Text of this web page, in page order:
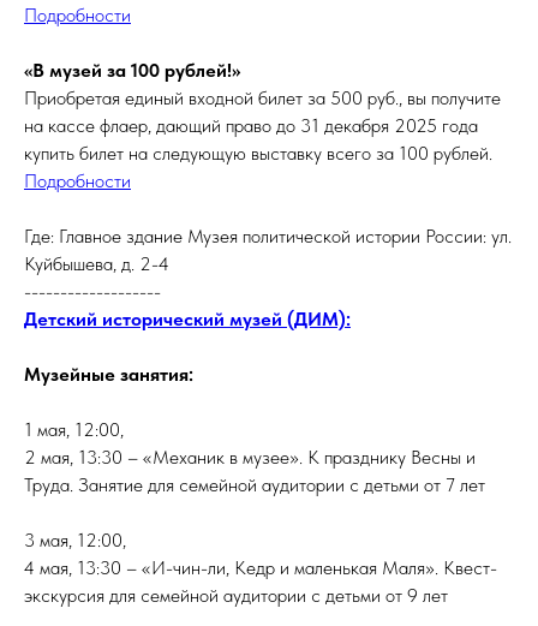
Подробности
«В музей за 100 рублей!»
Приобретая единый входной билет за 500 руб., вы получите
на кассе флаер, дающий право до 31 декабря 2025 года
купить билет на следующую выставку всего за 100 рублей.
Подробности
Где: Главное здание Музея политической истории России: ул.
Куйбышева, д. 2-4
-------------------
Детский исторический музей (ДИМ):
Музейные занятия:
1 мая, 12:00,
2 мая, 13:30 – «Механик в музее». К празднику Весны и
Труда. Занятие для семейной аудитории с детьми от 7 лет
3 мая, 12:00,
4 мая, 13:30 – «И-чин-ли, Кедр и маленькая Маля». Квест-
экскурсия для семейной аудитории с детьми от 9 лет